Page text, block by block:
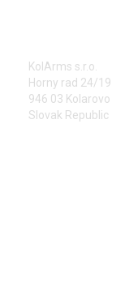
KolArms s.r.o.
Horny rad 24/19
946 03 Kolarovo
Slovak Republic